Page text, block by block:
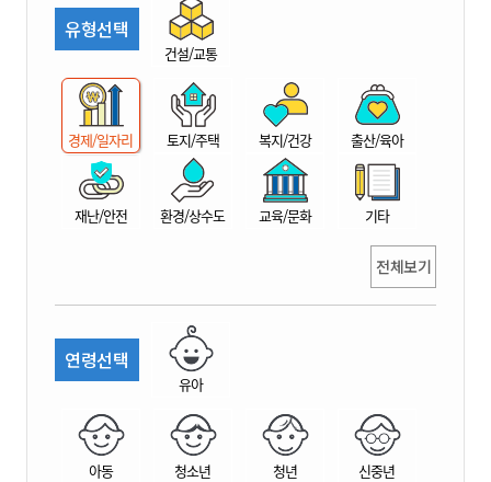
시
산
유형선택
건설/교통
경제/일자리 토지/주택 복지/건강 출산/육아
재난/안전 환경/상수도 교육/문화 기타
전체보기
연령선택
유아
아동 청소년 청년 신중년